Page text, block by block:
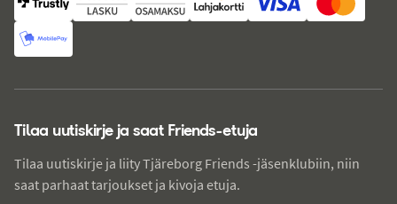
Tilaa uutiskirje ja saat Friends-etuja
Tilaa uutiskirje ja liity Tjäreborg Friends -jäsenklubiin, niin
saat parhaat tarjoukset ja kivoja etuja.